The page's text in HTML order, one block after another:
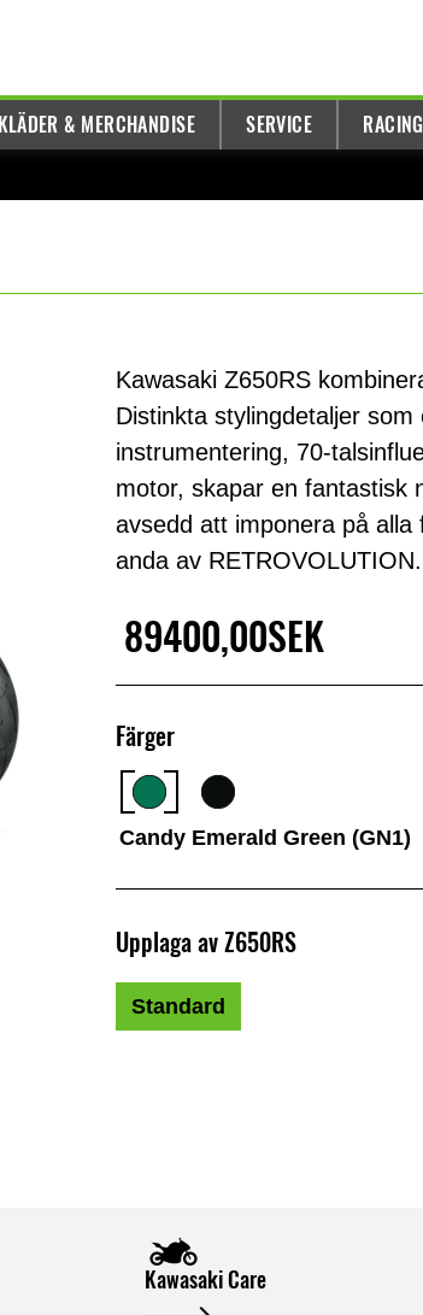
KLÄDER & MERCHANDISE SERVICE RACING
Kawasaki Z650RS
Distinkta stylingdetaljer
instrumentering, 70-
motor, skapar en fantastisk
avsedd att imponera på
anda av RETROVOLUTION.
89400,00SEK
Färger
Candy Emerald Green (GN1)
Upplaga av Z650RS
Standard
Kawasaki Care